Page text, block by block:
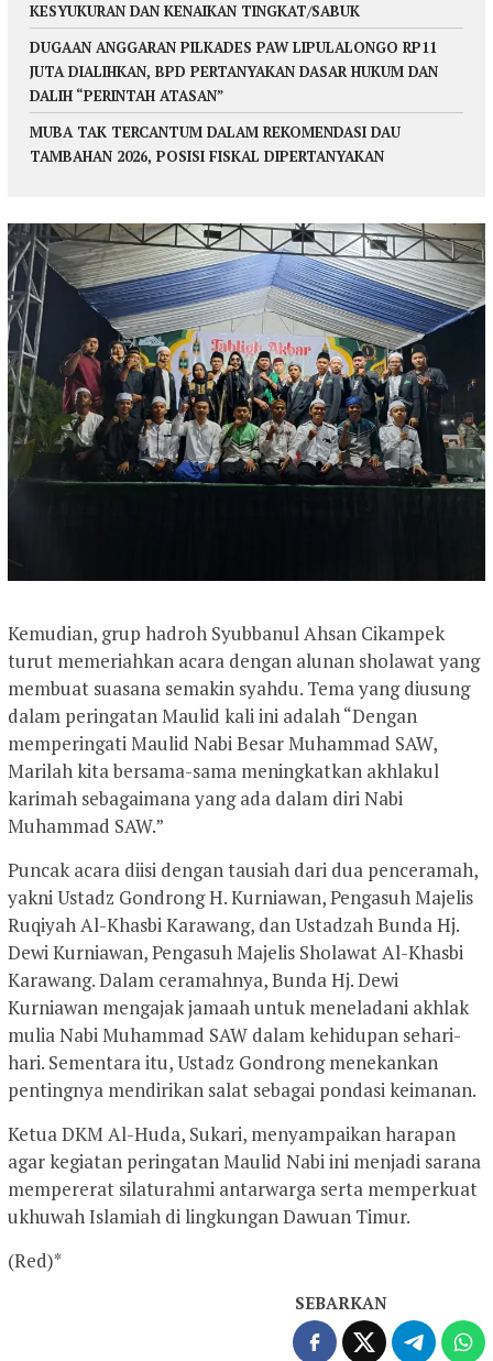
KESYUKURAN DAN KENAIKAN TINGKAT/SABUK
DUGAAN ANGGARAN PILKADES PAW LIPULALONGO RP11
JUTA DIALIHKAN, BPD PERTANYAKAN DASAR HUKUM DAN
DALIH “PERINTAH ATASAN”
MUBA TAK TERCANTUM DALAM REKOMENDASI DAU
TAMBAHAN 2026, POSISI FISKAL DIPERTANYAKAN
Kemudian, grup hadroh Syubbanul Ahsan Cikampek
turut memeriahkan acara dengan alunan sholawat yang
membuat suasana semakin syahdu. Tema yang diusung
dalam peringatan Maulid kali ini adalah “Dengan
memperingati Maulid Nabi Besar Muhammad SAW,
Marilah kita bersama-sama meningkatkan akhlakul
karimah sebagaimana yang ada dalam diri Nabi
Muhammad SAW.”
Puncak acara diisi dengan tausiah dari dua penceramah,
yakni Ustadz Gondrong H. Kurniawan, Pengasuh Majelis
Ruqiyah Al-Khasbi Karawang, dan Ustadzah Bunda Hj.
Dewi Kurniawan, Pengasuh Majelis Sholawat Al-Khasbi
Karawang. Dalam ceramahnya, Bunda Hj. Dewi
Kurniawan mengajak jamaah untuk meneladani akhlak
mulia Nabi Muhammad SAW dalam kehidupan sehari-
hari. Sementara itu, Ustadz Gondrong menekankan
pentingnya mendirikan salat sebagai pondasi keimanan.
Ketua DKM Al-Huda, Sukari, menyampaikan harapan
agar kegiatan peringatan Maulid Nabi ini menjadi sarana
mempererat silaturahmi antarwarga serta memperkuat
ukhuwah Islamiah di lingkungan Dawuan Timur.
(Red)*
SEBARKAN